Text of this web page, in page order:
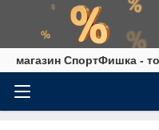
магазин СпортФишка -